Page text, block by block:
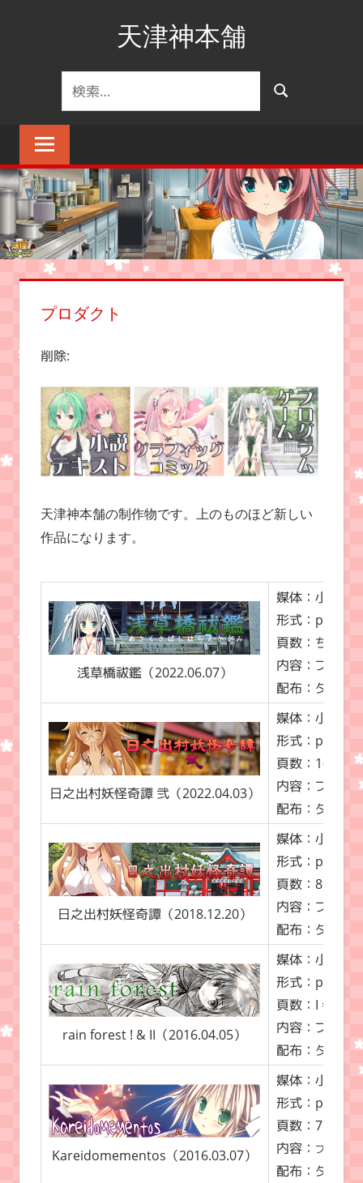
キ
ッ
天津神本舗
検
対
検
プロダクト
削除:
天津神本舗の制作物です。上のものほど新しい
作品になります。
浅草橋祓鑑（2022.06.07）
媒体：小説（
形式：pdfやテ
頁数：ちあら
内容：ファン
配布：ダウン
日之出村妖怪奇譚 弐（2022.04.03）
媒体：小説（
形式：pdf（
頁数：100 ペ
内容：ファン
配布：ダウン
日之出村妖怪奇譚（2018.12.20）
媒体：小説（
形式：pdf（
頁数：89 ペー
内容：ファン
配布：ダウン
rain forest ! & II（2016.04.05）
媒体：小説（
形式：pdf（
頁数：I =
内容：ファン
配布：ダウン
Kareidomementos（2016.03.07）
媒体：小説（
形式：pdf（
頁数：76 ペー
内容： ファンタ
配布：ダウン